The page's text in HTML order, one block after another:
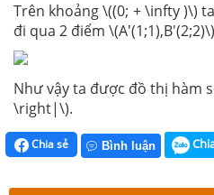
Trên khoảng \((0; + \infty )\)
đi qua 2 điểm \(A'(1;1),B'(2;2)\)
Như vậy ta được đồ thị hàm
\right|\).
Chia sẻ Bình luận